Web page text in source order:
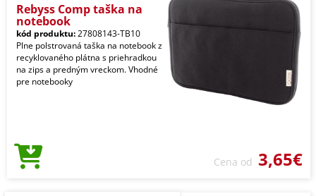
Rebyss Comp taška na
notebook
kód produktu:27808143-TB10
Plne polstrovaná taška na notebook z
recyklovaného plátna s priehradkou
na zips a predným vreckom. Vhodné
pre notebooky
Cena od 3,65€